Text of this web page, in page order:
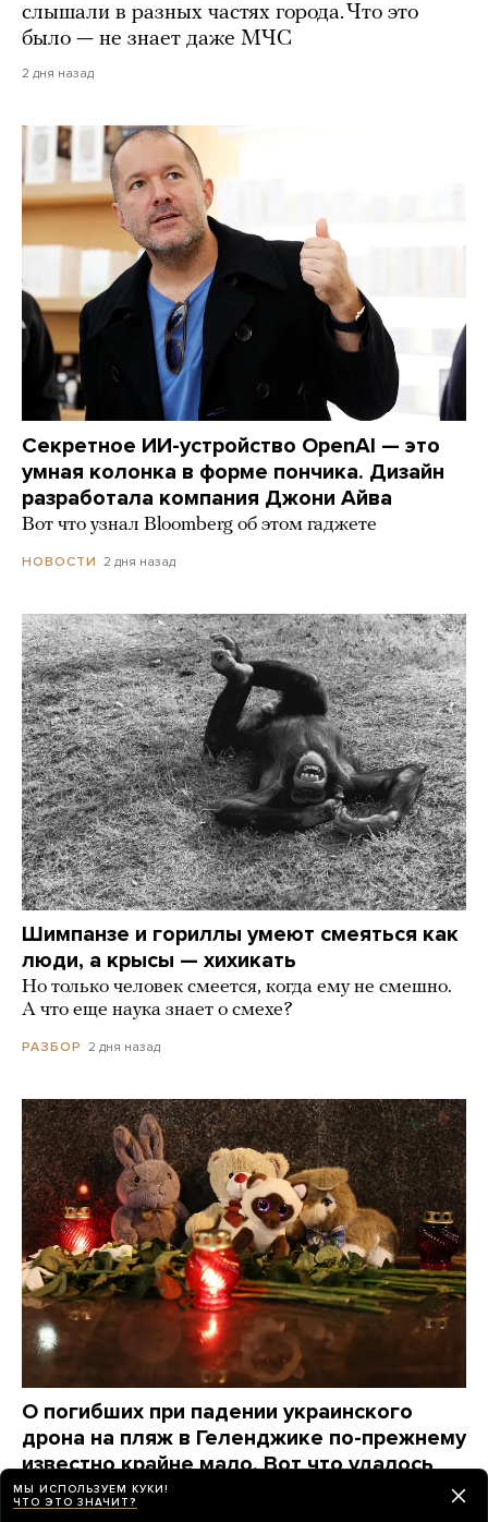
слышали в разных частях города. Что это
было — не знает даже МЧС
2 дня назад
Секретное ИИ-устройство OpenAI — это
умная колонка в форме пончика. Дизайн
разработала компания Джони Айва
Вот что узнал Bloomberg об этом гаджете
НОВОСТИ 2 дня назад
Шимпанзе и гориллы умеют смеяться как
люди, а крысы — хихикать
Но только человек смеется, когда ему не смешно.
А что еще наука знает о смехе?
РАЗБОР 2 дня назад
О погибших при падении украинского
дрона на пляж в Геленджике по-прежнему
известно крайне мало. Вот что удалось
узнать о жертвах за три дня
МЫ ИСПОЛЬЗУЕМ КУКИ!
ЧТО ЭТО ЗНАЧИТ?